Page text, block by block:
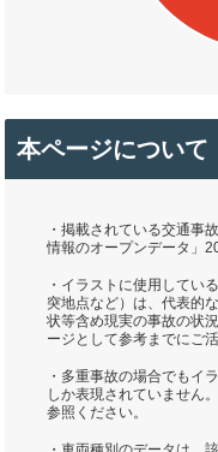
本ページについて
・掲載されている交通事
情報のオープンデータ」
・イラストに使用してい
突地点など）は、代表的
状等含め現実の事故の状
ージとして参考までにご
・多重事故の場合でもイ
しか表現されていません
参照ください。